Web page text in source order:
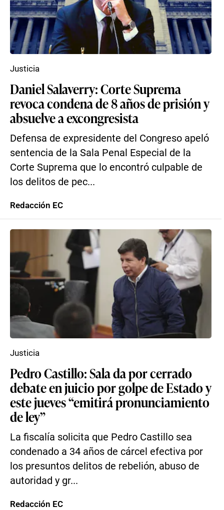
Daniel Salaverry: Corte Suprema
revoca condena de 8 años de prisión y
absuelve a excongresista
Defensa de expresidente del Congreso apeló
sentencia de la Sala Penal Especial de la
Corte Suprema que lo encontró culpable de
los delitos de pec...
Justicia
Redacción EC
Pedro Castillo: Sala da por cerrado
debate en juicio por golpe de Estado y
este jueves “emitirá pronunciamiento
de ley”
La fiscalía solicita que Pedro Castillo sea
condenado a 34 años de cárcel efectiva por
los presuntos delitos de rebelión, abuso de
autoridad y gr...
Justicia
Redacción EC